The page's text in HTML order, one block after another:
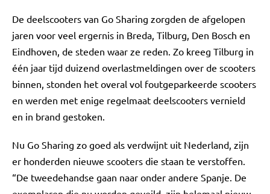
De deelscooters van Go Sharing zorgden de afgelopen
jaren voor veel ergernis in Breda, Tilburg, Den Bosch en
Eindhoven, de steden waar ze reden. Zo kreeg Tilburg in
één jaar tijd duizend overlastmeldingen over de scooters
binnen, stonden het overal vol foutgeparkeerde scooters
en werden met enige regelmaat deelscooters vernield
en in brand gestoken.
Nu Go Sharing zo goed als verdwijnt uit Nederland, zijn
er honderden nieuwe scooters die staan te verstoffen.
“De tweedehandse gaan naar onder andere Spanje. De